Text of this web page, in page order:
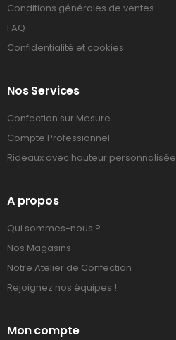
Conditions générales de ventes
FAQ
Confidentialité et cookies
Nos Services
Confection sur Mesure
Compte Professionnel
Rideaux avec hauteur personnalisée
A propos
Qui sommes-nous ?
Nos Magasins
Notre Atelier de Confection
Rejoignez nos équipes !
Mon compte